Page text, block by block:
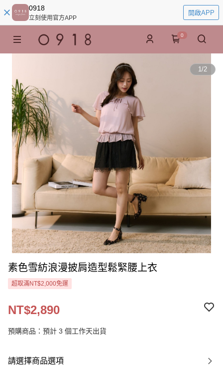
0918
立刻使用官方APP
開啟APP
0
1/2
素色雪紡浪漫披肩造型鬆緊腰上衣
超取滿NT$2,000免運
NT$2,890
預購商品：預計 3 個工作天出貨
請選擇商品選項